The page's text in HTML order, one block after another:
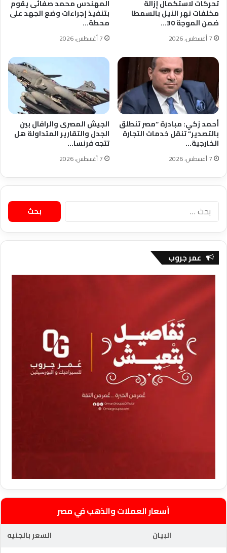
تحركات لاستكمال إزالة
مخلفات نهر النيل بالسمطا
ضمن الموجة 30…
7 أغسطس، 2026
المهندس محمد صفائى يقوم
بتنفيذ إجراءات وضع الجهد على
محطة…
7 أغسطس، 2026
أحمد زكي: مبادرة “مصر تنطلق
بالتصدير” تنقل خدمات التجارة
الخارجية…
7 أغسطس، 2026
الجيش المصرى والرافال بين
الجدل والتقارير المتداولة هل
تتجه فرنسا…
7 أغسطس، 2026
البحث
عن:
عمر جروب
أسعار العملات والذهب في مصر
البيان
السعر بالجنيه